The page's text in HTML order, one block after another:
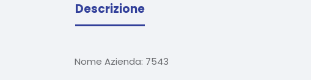
Descrizione
Nome Azienda: 7543